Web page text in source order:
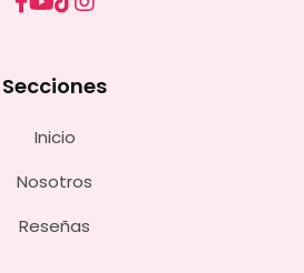
Secciones
Inicio
Nosotros
Reseñas